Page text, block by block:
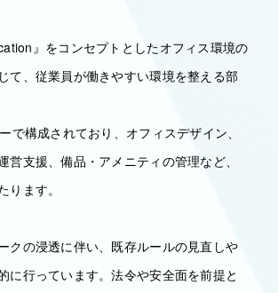
』をコンセプトとしたオフィス環境の
て、従業員が働きやすい環境を整える部
で構成されており、オフィスデザイン、
営支援、備品・アメニティの管理など、
ります。
クの浸透に伴い、既存ルールの見直しや
に行っています。法令や安全面を前提と